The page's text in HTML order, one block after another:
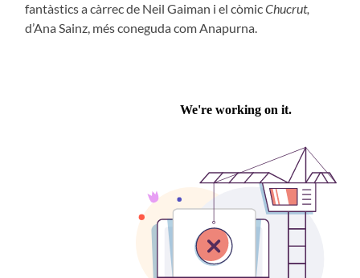
fantàstics a càrrec de Neil Gaiman i el còmicChucrut,
d’Ana Sainz, més coneguda com Anapurna.